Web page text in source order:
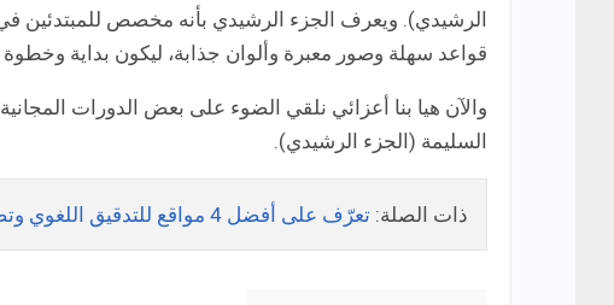
الرشيدي). ويعرف الجزء الرشيدي بأنه مخصص للمبتدئين
قواعد سهلة وصور معبرة وألوان جذابة، ليكون بداية وخطوة
والآن هيا بنا أعزائي نلقي الضوء على بعض الدورات
السليمة (الجزء الرشيدي).
ذات الصلة: تعرّف على أفضل 4 مواقع للتدقيق اللغوي وتصحيح الأخطاء الإملائية باللغة العربية!